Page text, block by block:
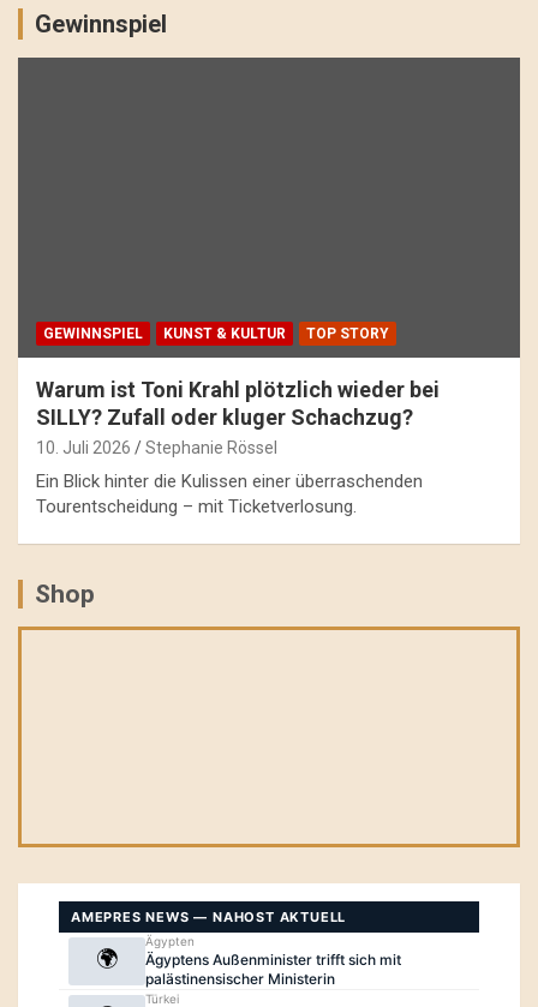
Gewinnspiel
GEWINNSPIEL KUNST & KULTUR TOP STORY
Warum ist Toni Krahl plötzlich wieder bei
SILLY? Zufall oder kluger Schachzug?
10. Juli 2026 Stephanie Rössel
Ein Blick hinter die Kulissen einer überraschenden
Tourentscheidung – mit Ticketverlosung.
Shop